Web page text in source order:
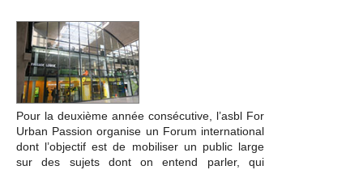
Pour la deuxième année consécutive, l’asbl For
Urban Passion organise un Forum international
dont l’objectif est de mobiliser un public large
sur des sujets dont on entend parler, qui